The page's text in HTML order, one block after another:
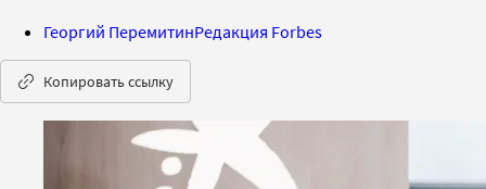
Георгий ПеремитинРедакция Forbes
Копировать ссылку